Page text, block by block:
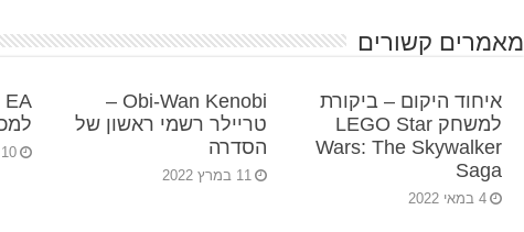
מאמרים קשורים
איחוד היקום – ביקורת
למשחק LEGO Star
Wars: The Skywalker
Saga
4 במאי 2022
Obi-Wan Kenobi –
טריילר רשמי ראשון של
הסדרה
11 במרץ 2022
10 במרץ 2022